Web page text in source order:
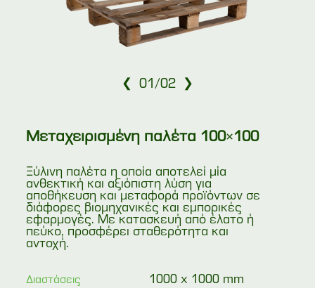
❮ 01/02 ❯
Μεταχειρισμένη παλέτα 100×100
Ξύλινη παλέτα η οποία αποτελεί μία
ανθεκτική και αξιόπιστη λύση για
αποθήκευση και μεταφορά προϊόντων σε
διάφορες βιομηχανικές και εμπορικές
εφαρμογές. Με κατασκευή από έλατο ή
πεύκο, προσφέρει σταθερότητα και
αντοχή.
Διαστάσεις 1000 x 1000 mm